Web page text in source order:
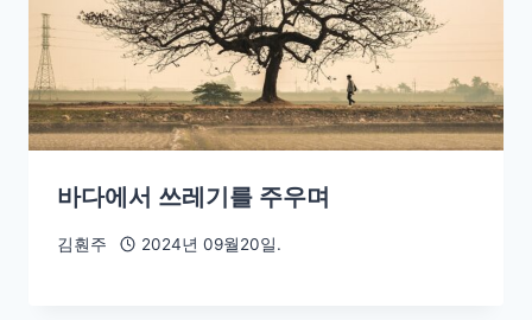
바다에서 쓰레기를 주우며
김훤주 2024년 09월20일.